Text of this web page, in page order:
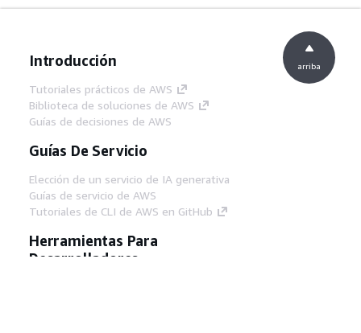
Introducción
Tutoriales prácticos de AWS
Biblioteca de soluciones de AWS
Guías de decisiones de AWS
Guías De Servicio
Elección de un servicio de IA generativa
Guías de servicio de AWS
Tutoriales de CLI de AWS en GitHub
Herramientas Para
Desarrolladores
arriba